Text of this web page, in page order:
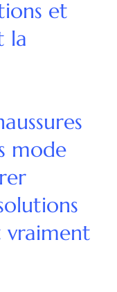
et
la
mode
vraiment